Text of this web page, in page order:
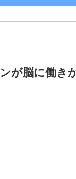
が脳に働き